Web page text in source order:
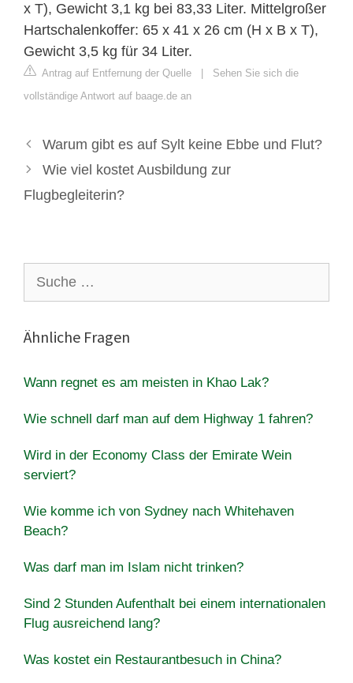
x T), Gewicht 3,1 kg bei 83,33 Liter. Mittelgroßer
Hartschalenkoffer: 65 x 41 x 26 cm (H x B x T),
Gewicht 3,5 kg für 34 Liter.
Antrag auf Entfernung der Quelle
Sehen Sie sich die
vollständige Antwort auf baage.de an
Warum gibt es auf Sylt keine Ebbe und Flut?
Wie viel kostet Ausbildung zur
Flugbegleiterin?
Ähnliche Fragen
Wann regnet es am meisten in Khao Lak?
Wie schnell darf man auf dem Highway 1 fahren?
Wird in der Economy Class der Emirate Wein
serviert?
Wie komme ich von Sydney nach Whitehaven
Beach?
Was darf man im Islam nicht trinken?
Sind 2 Stunden Aufenthalt bei einem internationalen
Flug ausreichend lang?
Was kostet ein Restaurantbesuch in China?